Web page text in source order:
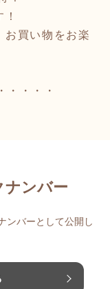
買い物をお楽
・・・・
ナンバー
ンバーとして公開し